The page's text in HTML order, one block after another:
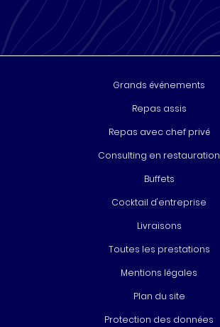
Grands événements
Repas assis
Repas avec chef privé
Consulting en restauration
Buffets
Cocktail d'entreprise
Livraisons
Toutes les prestations
Mentions légales
Plan du site
Protection des données